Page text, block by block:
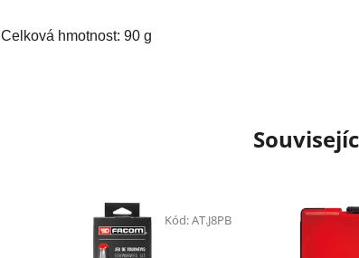
Celková hmotnost: 90 g
Kód:AT.J8PB